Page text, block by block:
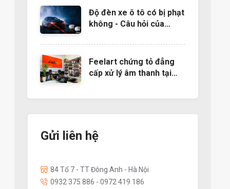
Độ đèn xe ô tô có bị phạt
không - Câu hỏi của
Feelart chứng tỏ đẳng
cấp xử lý âm thanh tại
Gửi liên hệ
84 Tổ 7 - TT Đông Anh - Hà Nội
0932 375 886 - 0972 419 186